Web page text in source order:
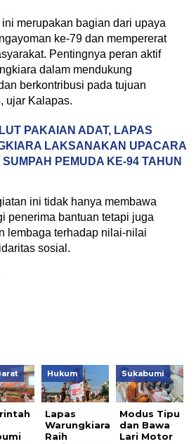
merupakan bagian dari upaya
ke-79 dan mempererat
Pentingnya peran aktif
dalam mendukung
berkontribusi pada tujuan
ujar Kalapas.
PAKAIAN ADAT, LAPAS
LAKSANAKAN UPACARA
PEMUDA KE-94 TAHUN
ini tidak hanya membawa
penerima bantuan tetapi juga
lembaga terhadap nilai-nilai
sosial.
Hukum
Lapas
Warungkiara
Raih
Sukabumi
Modus Tipu
dan Bawa
Lari Motor